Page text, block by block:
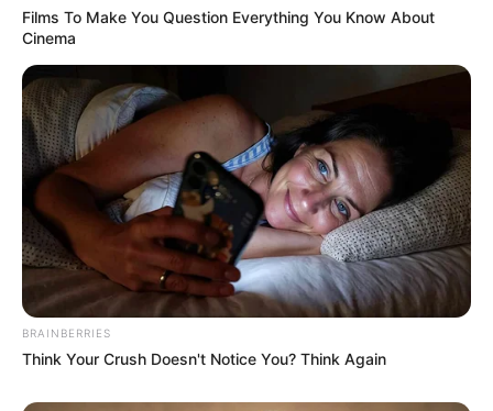
Films To Make You Question Everything You Know About
Cinema
BRAINBERRIES
Think Your Crush Doesn't Notice You? Think Again